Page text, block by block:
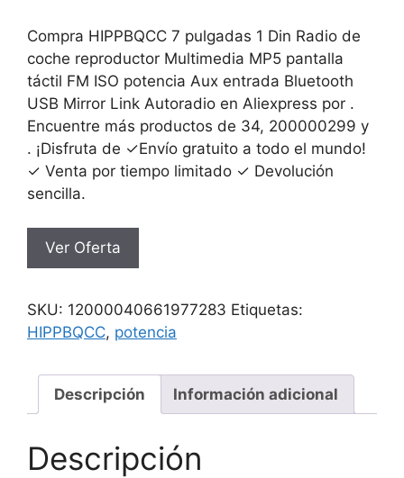
original
era:
61.05€.
actual
es:
31.44€.
Compra HIPPBQCC 7 pulgadas 1 Din Radio de
coche reproductor Multimedia MP5 pantalla
táctil FM ISO potencia Aux entrada Bluetooth
USB Mirror Link Autoradio en Aliexpress por .
Encuentre más productos de 34, 200000299 y
. ¡Disfruta de ✓Envío gratuito a todo el mundo!
✓ Venta por tiempo limitado ✓ Devolución
sencilla.
Ver Oferta
SKU: 12000040661977283 Etiquetas:
HIPPBQCC, potencia
Descripción Información adicional
Descripción